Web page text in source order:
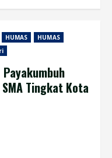
HUMAS
HUMAS
Tingkat Kota